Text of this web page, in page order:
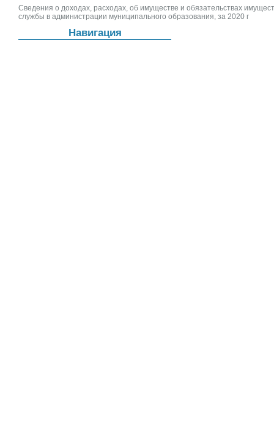
Сведения о доходах, расходах, об имуществе и обязательствах
службы в администрации муниципального образования, за 2020 г
Навигация